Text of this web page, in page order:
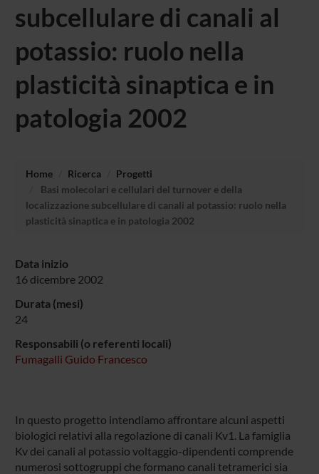
subcellulare di canali al
potassio: ruolo nella
plasticità sinaptica e in
patologia 2002
Home Ricerca
Progetti
Basi molecolari e cellulari del turnover e della
localizzazione subcellulare di canali al potassio: ruolo nella
plasticità sinaptica e in patologia 2002
Data inizio
16 dicembre 2002
Durata (mesi)
24
Responsabili (o referenti locali)
Fumagalli Guido Francesco
In questo progetto intendiamo affrontare alcuni aspetti
biologici relativi alla regolazione di canali Kv1. La famiglia
Kv dei canali al potassio voltaggio-dipendenti comprende
numerosi sottogruppi che formano canali tetramerici sia